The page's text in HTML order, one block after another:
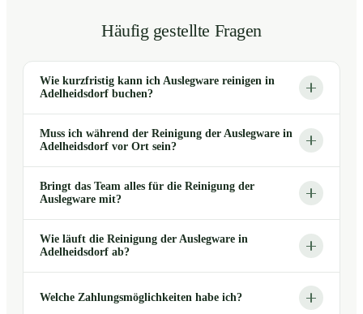
Häufig gestellte Fragen
Wie kurzfristig kann ich Auslegware reinigen in
Adelheidsdorf buchen?
Muss ich während der Reinigung der Auslegware in
Adelheidsdorf vor Ort sein?
Bringt das Team alles für die Reinigung der
Auslegware mit?
Wie läuft die Reinigung der Auslegware in
Adelheidsdorf ab?
Welche Zahlungsmöglichkeiten habe ich?